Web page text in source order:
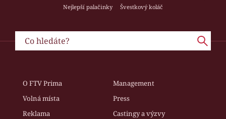
Nejlepší palačinky
Švestkový koláč
O FTV Prima
Management
Volná místa
Press
Reklama
Castingy a výzvy